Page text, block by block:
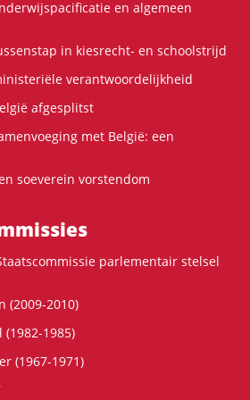
en algemeen
in kiesrecht- en schoolstrijd
verantwoordelijkheid
afgesplitst
met België: een
soeverein vorstendom
parlementair stelsel
(2009-2010)
1985)
(1967-1971)